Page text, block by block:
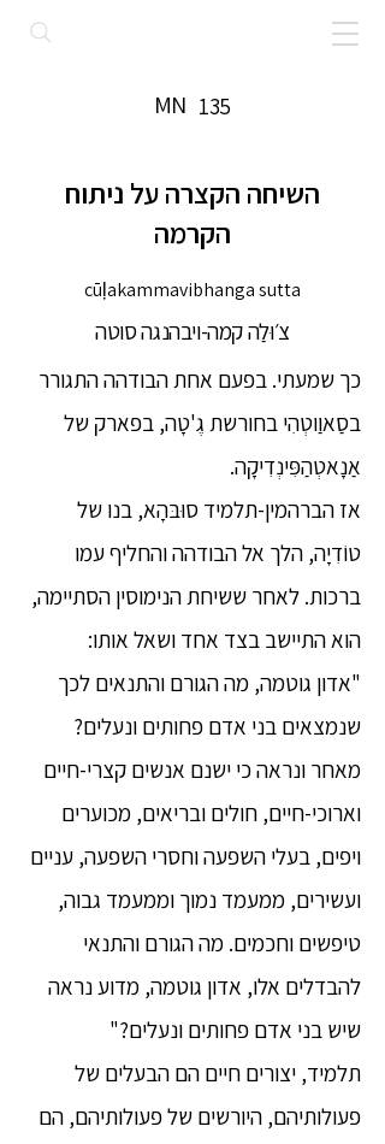
135
MN
השיחה הקצרה על ניתוח
הקרמה
cūļakammavibhanga sutta
צ׳וּלַה קמה-ויבהנגה סוטה
כך שמעתי. בפעם אחת הבודהה התגורר
בסַאוַוטְהִי בחורשת גֶ'טָה, בפארק של
אַנָאטְהַפִּינְדִיקָה.
אז הברהמין-תלמיד סוּבּהָא, בנו של
טוֹדִיָה, הלך אל הבודהה והחליף עמו
ברכות. לאחר ששיחת הנימוסין הסתיימה,
הוא התיישב בצד אחד ושאל אותו:
"אדון גוטמה, מה הגורם והתנאים לכך
שנמצאים בני אדם פחותים ונעלים?
מאחר ונראה כי ישנם אנשים קצרי-חיים
וארוכי-חיים, חולים ובריאים, מכוערים
ויפים, בעלי השפעה וחסרי השפעה, עניים
ועשירים, ממעמד נמוך וממעמד גבוה,
טיפשים וחכמים. מה הגורם והתנאי
להבדלים אלו, אדון גוטמה, מדוע נראה
שיש בני אדם פחותים ונעלים?"
תלמיד, יצורים חיים הם הבעלים של
פעולותיהם, היורשים של פעולותיהם, הם